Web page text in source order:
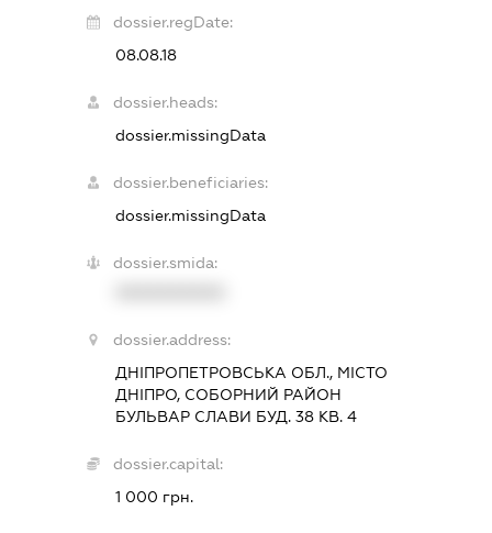
dossier.regDate:
08.08.18
dossier.heads:
dossier.missingData
dossier.beneficiaries:
dossier.missingData
dossier.smida:
dossier.address:
ДНІПРОПЕТРОВСЬКА ОБЛ., МІСТО
ДНІПРО, СОБОРНИЙ РАЙОН
БУЛЬВАР СЛАВИ БУД. 38 КВ. 4
dossier.capital:
1 000 грн.